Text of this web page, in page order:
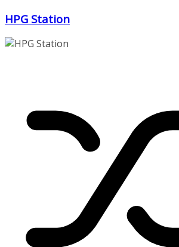
Zum
springen
HPG Station